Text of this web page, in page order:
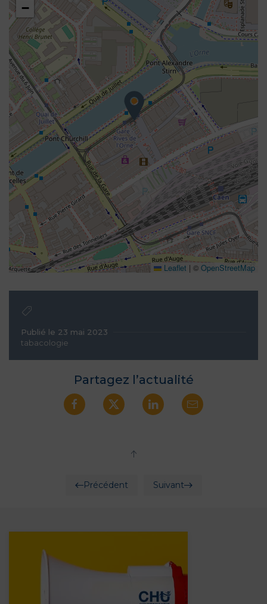
−
Leaflet | © OpenStreetMap
Publié le 23 mai 2023
tabacologie
Partagez l’actualité
Précédent Suivant